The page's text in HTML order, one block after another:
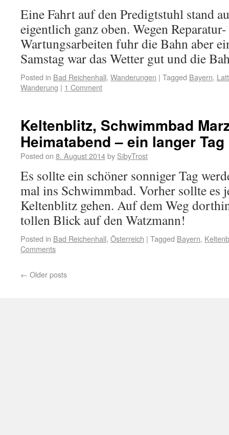
Eine Fahrt auf den Predigtstuhl stand
eigentlich ganz oben. Wegen
Wartungsarbeiten fuhr die Bahn aber
Samstag war das Wetter gut und die
Posted in Bad Reichenhall, Wanderungen | Tagged Bayern,
Wanderung | 1 Comment
Keltenblitz, Schwimmbad
Heimatabend – ein langer Tag
Posted on 8. August 2014by SibyTrost
Es sollte ein schöner sonniger Tag
mal ins Schwimmbad. Vorher sollte es
Keltenblitz gehen. Auf dem Weg
tollen Blick auf den Watzmann!
Posted in Bad Reichenhall, Österreich | Tagged Bayern,
Comments
← Older posts